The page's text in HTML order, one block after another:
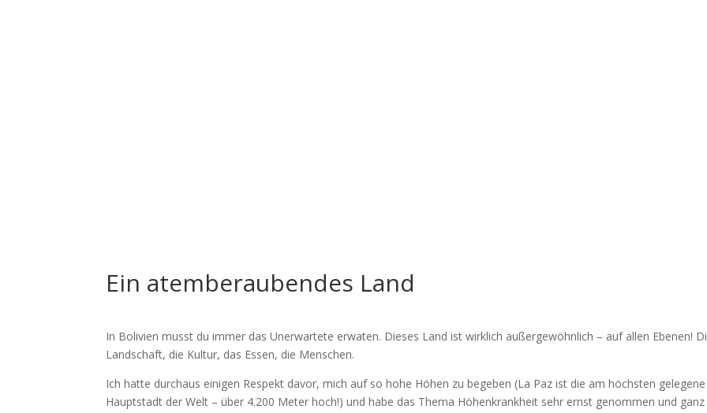
Ein atemberaubendes Land
In Bolivien musst du immer das Unerwartete erwaten. Dieses Land ist wirklich außergewöhnlich – auf allen Ebenen!
Landschaft, die Kultur, das Essen, die Menschen.
Ich hatte durchaus einigen Respekt davor, mich auf so hohe Höhen zu begeben (La Paz ist die am höchsten gelegene
Hauptstadt der Welt – über 4.200 Meter hoch!) und habe das Thema Höhenkrankheit sehr ernst genommen und ganz